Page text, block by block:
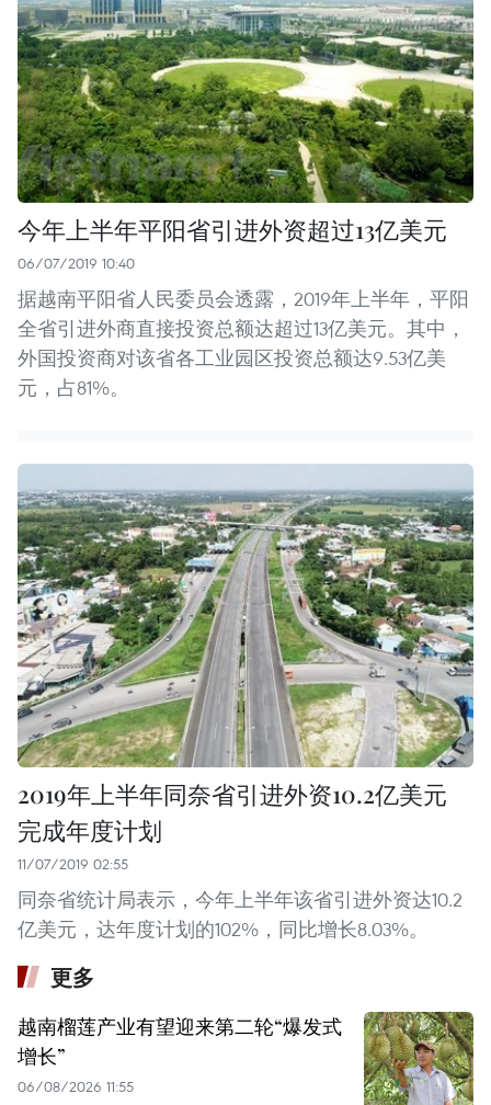
今年上半年平阳省引进外资超过13亿美元
06/07/2019 10:40
据越南平阳省人民委员会透露，2019年上半年，平阳
全省引进外商直接投资总额达超过13亿美元。其中，
外国投资商对该省各工业园区投资总额达9.53亿美
元，占81%。
2019年上半年同奈省引进外资10.2亿美元
完成年度计划
11/07/2019 02:55
同奈省统计局表示，今年上半年该省引进外资达10.2
亿美元，达年度计划的102%，同比增长8.03%。
更多
越南榴莲产业有望迎来第二轮“爆发式
增长”
06/08/2026 11:55